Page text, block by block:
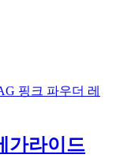
가라이드